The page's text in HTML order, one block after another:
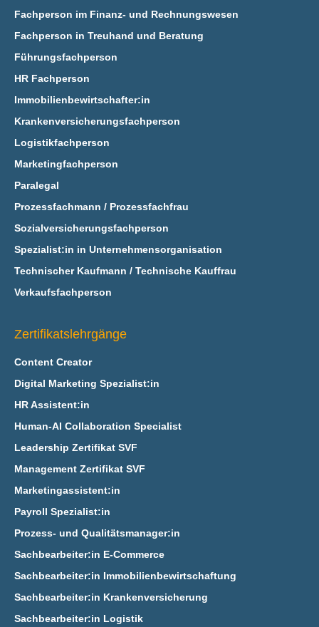
Fachperson im Finanz- und Rechnungswesen
Fachperson in Treuhand und Beratung
Führungsfachperson
HR Fachperson
Immobilienbewirtschafter:in
Krankenversicherungsfachperson
Logistikfachperson
Marketingfachperson
Paralegal
Prozessfachmann / Prozessfachfrau
Sozialversicherungsfachperson
Spezialist:in in Unternehmensorganisation
Technischer Kaufmann / Technische Kauffrau
Verkaufsfachperson
Zertifikatslehrgänge
Content Creator
Digital Marketing Spezialist:in
HR Assistent:in
Human-AI Collaboration Specialist
Leadership Zertifikat SVF
Management Zertifikat SVF
Marketingassistent:in
Payroll Spezialist:in
Prozess- und Qualitätsmanager:in
Sachbearbeiter:in E‑Commerce
Sachbearbeiter:in Immobilienbewirtschaftung
Sachbearbeiter:in Krankenversicherung
Sachbearbeiter:in Logistik